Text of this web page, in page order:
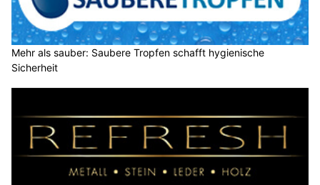
Mehr als sauber: Saubere Tropfen schafft hygienische
Sicherheit